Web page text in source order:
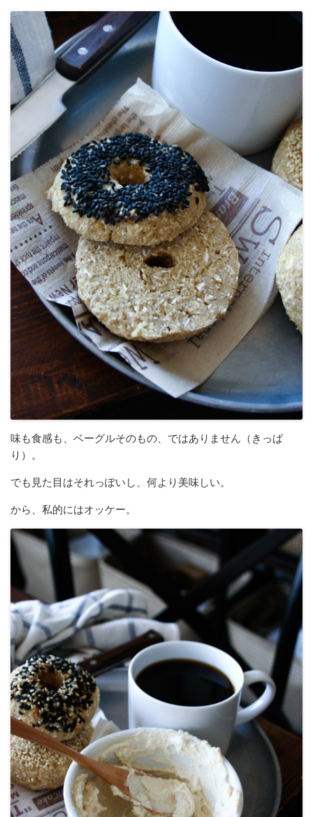
味も食感も、ベーグルそのもの、ではありません（きっぱ
り）。
でも見た目はそれっぽいし、何より美味しい。
から、私的にはオッケー。